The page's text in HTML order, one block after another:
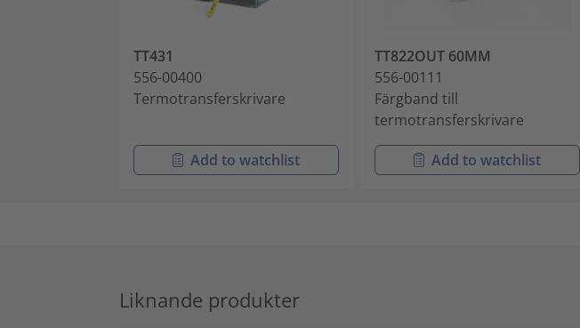
TT431
556-00400
Termotransferskrivare
Add to watchlist
TT822OUT 60MM
556-00111
Färgband till
termotransferskrivare
Add to watchlist
Liknande produkter